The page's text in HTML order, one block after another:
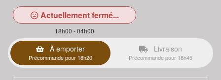
Actuellement fermé...
18h00 - 04h00
À emporter
Précommande pour 18h20
Livraison
Précommande pour 18h45